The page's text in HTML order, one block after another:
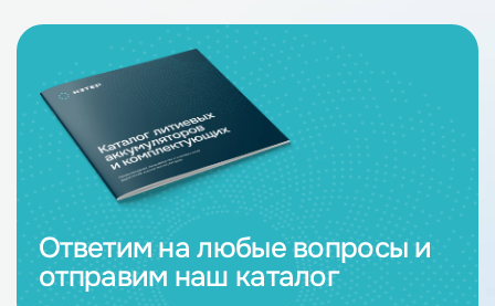
Ответим на любые вопросы и
отправим наш каталог